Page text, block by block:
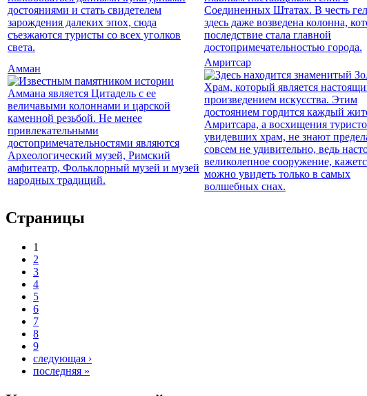
Амман
Амритсар
Страницы
1
2
3
4
5
6
7
8
9
следующая ›
последняя »